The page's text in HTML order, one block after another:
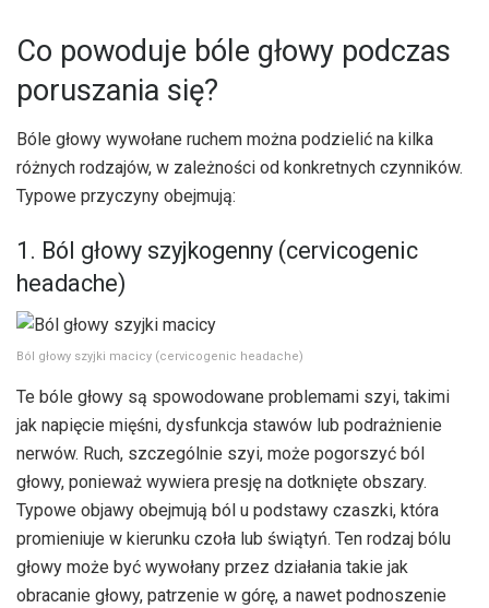
Co powoduje bóle głowy podczas
poruszania się?
Bóle głowy wywołane ruchem można podzielić na kilka
różnych rodzajów, w zależności od konkretnych czynników.
Typowe przyczyny obejmują:
1. Ból głowy szyjkogenny (cervicogenic
headache)
Ból głowy szyjki macicy (cervicogenic headache)
Te bóle głowy są spowodowane problemami szyi, takimi
jak napięcie mięśni, dysfunkcja stawów lub podrażnienie
nerwów. Ruch, szczególnie szyi, może pogorszyć ból
głowy, ponieważ wywiera presję na dotknięte obszary.
Typowe objawy obejmują ból u podstawy czaszki, która
promieniuje w kierunku czoła lub świątyń. Ten rodzaj bólu
głowy może być wywołany przez działania takie jak
obracanie głowy, patrzenie w górę, a nawet podnoszenie